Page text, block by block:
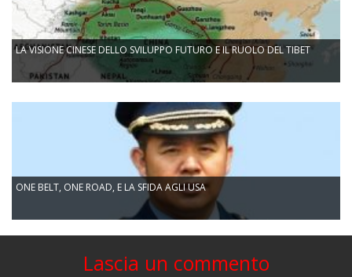
LA VISIONE CINESE DELLO SVILUPPO FUTURO E IL RUOLO DEL TIBET
ONE BELT, ONE ROAD, E LA SFIDA AGLI USA
Lascia un commento